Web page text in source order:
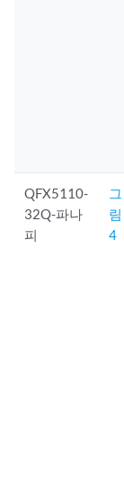
QFX5110-
32Q-파나
피
그
림
4